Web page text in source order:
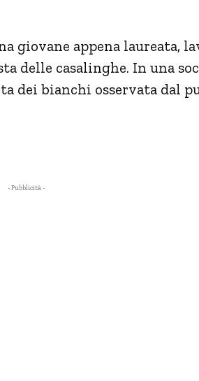
giovane appena laureata,
delle casalinghe. In una
dei bianchi osservata dal
- Pubblicità -